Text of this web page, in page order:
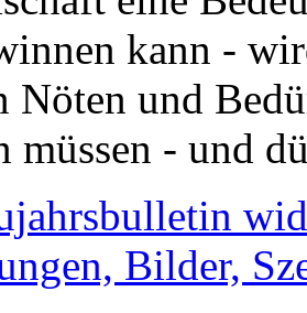
kann -
Nöten und
müssen - und
Bilder,